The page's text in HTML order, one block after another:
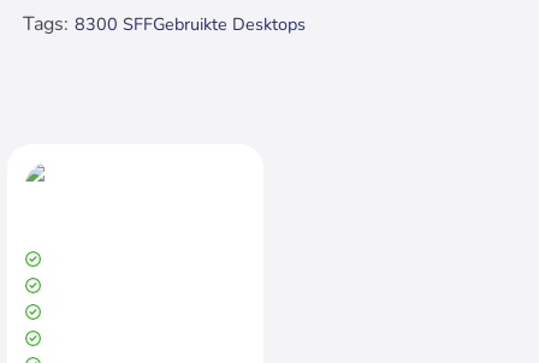
Tags: 8300 SFFGebruikte Desktops